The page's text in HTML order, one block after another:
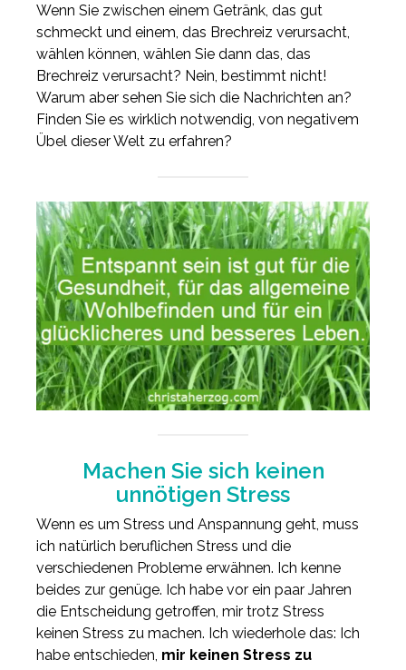
Wenn Sie zwischen einem Getränk, das gut
schmeckt und einem, das Brechreiz verursacht,
wählen können, wählen Sie dann das, das
Brechreiz verursacht? Nein, bestimmt nicht!
Warum aber sehen Sie sich die Nachrichten an?
Finden Sie es wirklich notwendig, von negativem
Übel dieser Welt zu erfahren?
Machen Sie sich keinen
unnötigen Stress
Wenn es um Stress und Anspannung geht, muss
ich natürlich beruflichen Stress und die
verschiedenen Probleme erwähnen. Ich kenne
beides zur genüge. Ich habe vor ein paar Jahren
die Entscheidung getroffen, mir trotz Stress
keinen Stress zu machen. Ich wiederhole das: Ich
habe entschieden, mir keinen Stress zu